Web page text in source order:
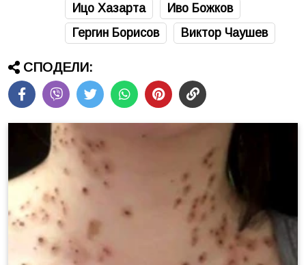
Ицо Хазарта
Иво Божков
Гергин Борисов
Виктор Чаушев
СПОДЕЛИ: